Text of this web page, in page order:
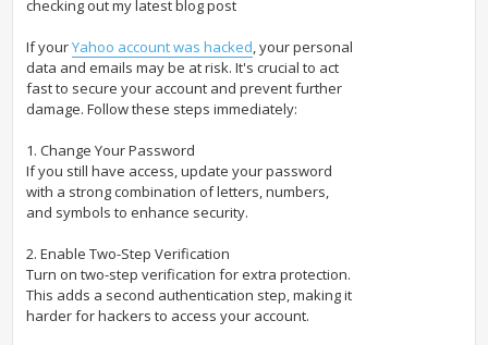
checking out my latest blog post
If yourYahoo account was hacked, your personal
data and emails may be at risk. It's crucial to act
fast to secure your account and prevent further
damage. Follow these steps immediately:
1. Change Your Password
If you still have access, update your password
with a strong combination of letters, numbers,
and symbols to enhance security.
2. Enable Two-Step Verification
Turn on two-step verification for extra protection.
This adds a second authentication step, making it
harder for hackers to access your account.